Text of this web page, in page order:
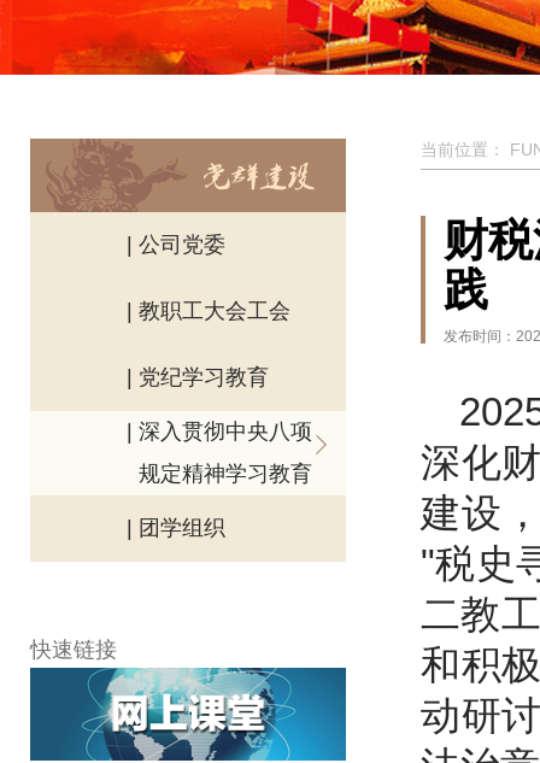
| 公司党委
| 教职工大会工会
| 党纪学习教育
| 深入贯彻中央八项
规定精神学习教育
| 团学组织
快速链接
当前位置：
财
践
发布时间：
深化
建设
"税史
二教
和积
动研